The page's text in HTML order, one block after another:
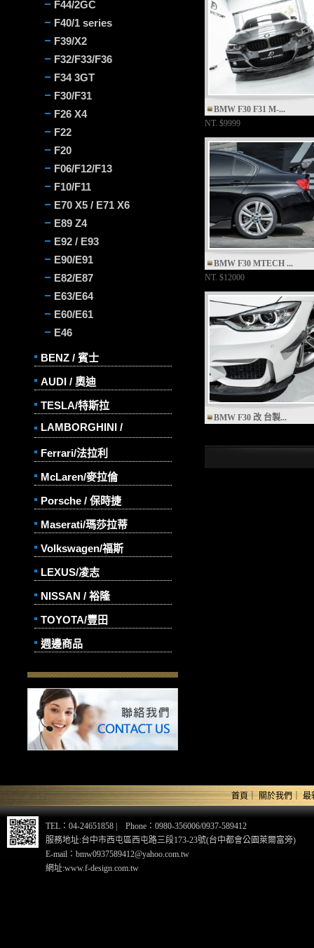
F44/2GC
F40/1 series
F39/X2
F32/F33/F36
F34 3GT
F30/F31
F26 X4
F22
F20
F06/F12/F13
F10/F11
E70 X5 / E71 X6
E89 Z4
E92 / E93
E90/E91
E82/E87
E63/E64
E60/E61
E46
BENZ / 賓士
AUDI / 奧迪
TESLA/特斯拉
LAMBORGHINI /
Ferrari/法拉利
McLaren/麥拉倫
Porsche / 保時捷
Maserati/瑪莎拉蒂
Volkswagen/福斯
LEXUS/凌志
NISSAN / 裕隆
TOYOTA/豐田
週邊商品
BMW F30 F31 M-...
NT. $9999
BMW F30 MTECH ...
NT. $12000
BMW F30 改 台製...
首頁 關於我們 ｜最
TEL：04-24651858 | Phone：0980-356006/0937-589412
服務地址:台中市西屯區西屯路三段173-23號(台中都會公園萊爾富旁)
E-mail：bmw0937589412@yahoo.com.tw
網址:www.f-design.com.tw